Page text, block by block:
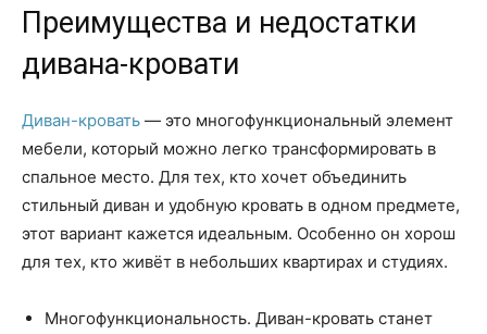
Преимущества и недостатки
дивана-кровати
Диван-кровать — это многофункциональный элемент
мебели, который можно легко трансформировать в
спальное место. Для тех, кто хочет объединить
стильный диван и удобную кровать в одном предмете,
этот вариант кажется идеальным. Особенно он хорош
для тех, кто живёт в небольших квартирах и студиях.
Многофункциональность. Диван-кровать станет